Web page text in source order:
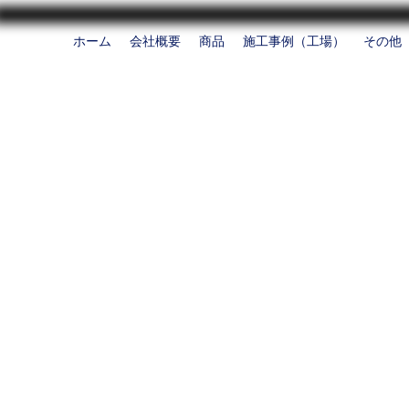
ホーム 会社概要 商品 施工事例（工場） その他